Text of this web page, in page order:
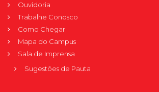
Ouvidoria
Trabalhe Conosco
Como Chegar
Mapa do Campus
Sala de Imprensa
Sugestões de Pauta